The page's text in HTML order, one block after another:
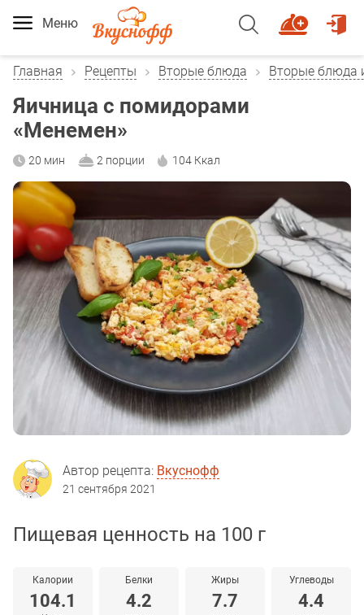
Меню
Главная Рецепты Вторые блюда Вторые блюда
Яичница с помидорами
«Менемен»
20 мин 2 порции 104 Ккал
Автор рецепта: Вкуснофф
21 сентября 2021
Пищевая ценность на 100 г
Калории
104.1
Белки
4.2
Жиры
7.7
Углеводы
4.4